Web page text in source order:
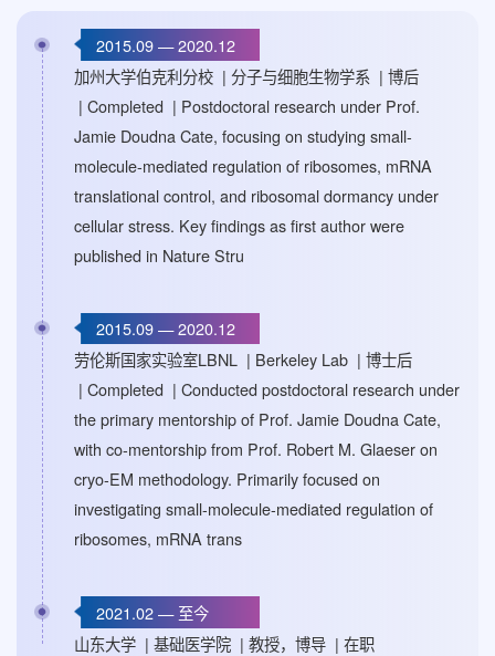
2015.09 — 2020.12
加州大学伯克利分校 | 分子与细胞生物学系 | 博后
| Completed | Postdoctoral research under Prof.
Jamie Doudna Cate, focusing on studying small-
molecule-mediated regulation of ribosomes, mRNA
translational control, and ribosomal dormancy under
cellular stress. Key findings as first author were
published in Nature Stru
2015.09 — 2020.12
劳伦斯国家实验室LBNL | Berkeley Lab | 博士后
| Completed | Conducted postdoctoral research under
the primary mentorship of Prof. Jamie Doudna Cate,
with co-mentorship from Prof. Robert M. Glaeser on
cryo-EM methodology. Primarily focused on
investigating small-molecule-mediated regulation of
ribosomes, mRNA trans
2021.02 — 至今
山东大学 | 基础医学院 | 教授，博导 | 在职